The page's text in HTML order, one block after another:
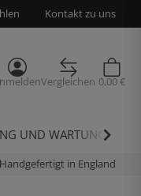
Kontakt zu uns
Vergleichen 0,00 €
UND WARTUNG
Handgefertigt in England